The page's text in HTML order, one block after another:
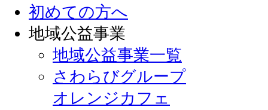
初めての方へ
地域公益事業
地域公益事業一覧
さわらびグループ
オレンジカフェ